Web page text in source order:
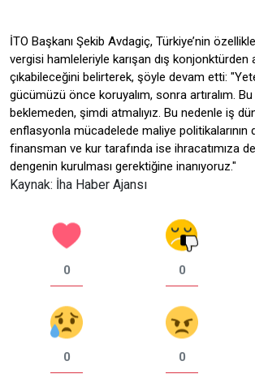
İTO Başkanı Şekib Avdagiç, Türkiye’nin
vergisi hamleleriyle karışan dış konjonktürden
çıkabileceğini belirterek, şöyle devam etti:
gücümüzü önce koruyalım, sonra artıralım. Bu
beklemeden, şimdi atmalıyız. Bu nedenle iş
enflasyonla mücadelede maliye politikalarının
finansman ve kur tarafında ise ihracatımıza
dengenin kurulması gerektiğine inanıyoruz."
Kaynak: İha Haber Ajansı
0 0
0 0